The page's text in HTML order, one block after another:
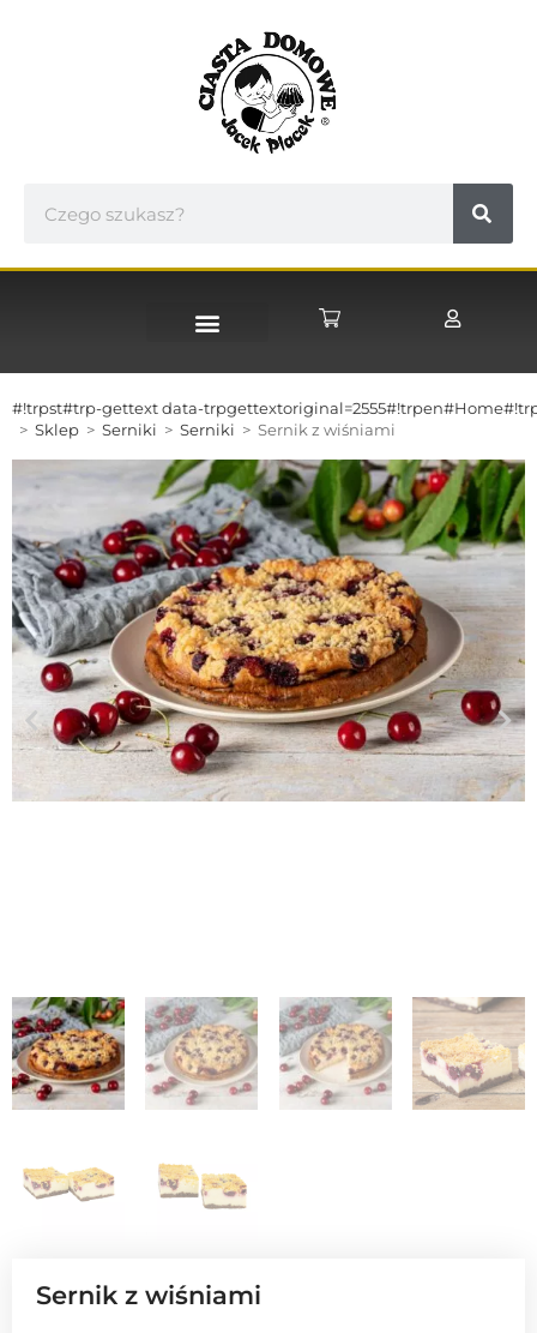
#!trpst#trp-gettext data-
> Sklep > Serniki > Serniki > Sernik z wiśniami
Sernik z wiśniami